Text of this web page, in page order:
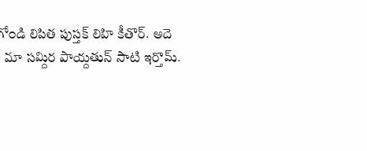
లిపిత పుస్తక్ లిహి కీతొర్. అదె
మా సమ్దిర పాయ్దతున్ సాటి ఇర్తొమ్.